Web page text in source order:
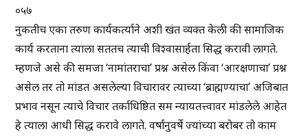
०५७
नुकतीच एका तरुण कार्यकर्त्याने अशी खंत व्यक्त केली की सामाजिक
कार्य करताना त्याला सततच त्याची विश्वासार्हता सिद्ध करावी लागते.
म्हणजे असे की समजा ‘नामांतराचा’ प्रश्न असेल किंवा ‘आरक्षणाचा’ प्रश्न
असेल तर तो मांडत असलेल्या विचारावर त्याच्या ‘ब्राह्मण्याचा’ अजिबात
प्रभाव नसून त्याचे विचार तर्काधिष्ठित सम न्यायतत्त्वावर मांडलेले आहेत
हे त्याला आधी सिद्ध करावे लागते. वर्षांनुवर्षे ज्यांच्या बरोबर तो काम